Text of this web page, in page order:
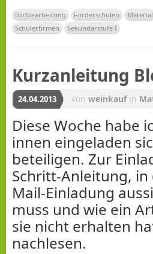
Bildbearbeitung Förderschulen Material
Schülerfirmen
Sekundarstufe I
Kurzanleitung
24.04.2013 von weinkauf in
Diese Woche habe
innen eingeladen
beteiligen. Zur
Schritt-Anleitung, in
Mail-Einladung
muss und wie ein
sie nicht erhalten
nachlesen.